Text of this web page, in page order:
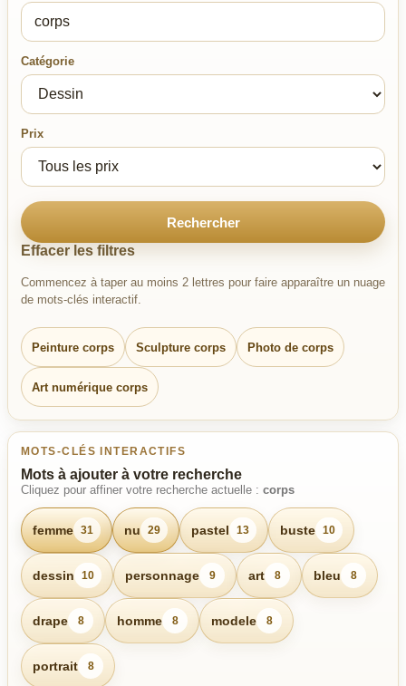
Catégorie
Prix
Rechercher
Effacer les filtres
Commencez à taper au moins 2 lettres pour faire apparaître un nuage
de mots-clés interactif.
Peinture corps Sculpture corps Photo de corps
Art numérique corps
MOTS-CLÉS INTERACTIFS
Mots à ajouter à votre recherche
Cliquez pour affiner votre recherche actuelle : corps
femme 31 nu 29 pastel 13 buste 10
dessin 10 personnage 9 art 8 bleu 8
drape 8 homme 8 modele 8
portrait 8